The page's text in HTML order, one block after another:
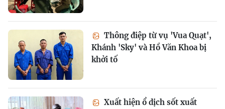
Thông điệp từ vụ 'Vua Quạt',
Khánh 'Sky' và Hồ Văn Khoa bị
khởi tố
Xuất hiện ổ dịch sốt xuất